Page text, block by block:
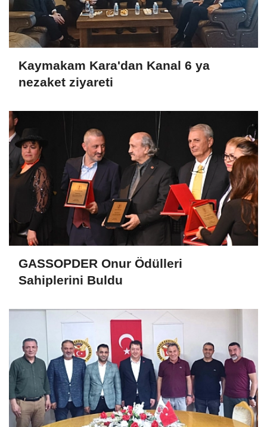
Kaymakam Kara'dan Kanal 6 ya
nezaket ziyareti
GASSOPDER Onur Ödülleri
Sahiplerini Buldu